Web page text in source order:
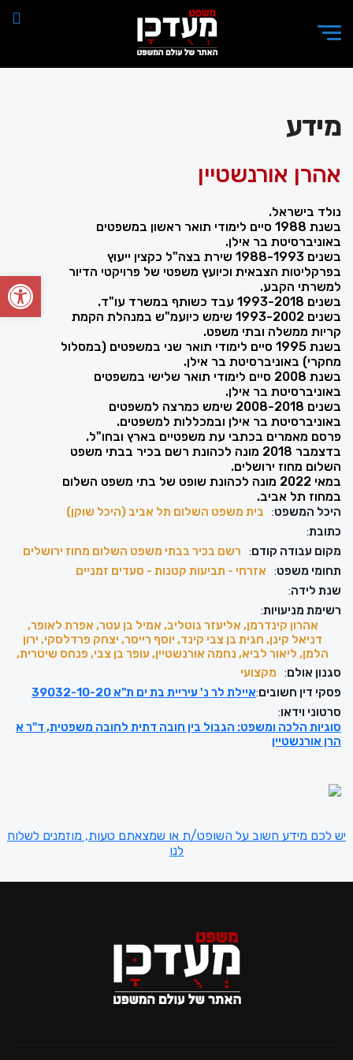
פתח
מידע
אהרן אורנשטיין
נולד בישראל.
בשנת 1988 סיים לימודי תואר ראשון במשפטים
באוניברסיטת בר אילן.
בשנים 1988-1993 שירת בצה"ל כקצין ייעוץ
בפרקליטות הצבאית וכיועץ משפטי של פרויקטי הדיור
למשרתי הקבע.
בשנים 1993-2018 עבד כשותף במשרד עו"ד.
בשנים 1993-2002 שימש כיועמ"ש במנהלת הקמת
קריות ממשלה ובתי משפט.
בשנת 1995 סיים לימודי תואר שני במשפטים (במסלול
מחקרי) באוניברסיטת בר אילן.
בשנת 2008 סיים לימודי תואר שלישי במשפטים
באוניברסיטת בר אילן.
בשנים 2008-2018 שימש כמרצה למשפטים
באוניברסיטת בר אילן ובמכללות למשפטים.
פרסם מאמרים בכתבי עת משפטיים בארץ ובחו"ל.
בדצמבר 2018 מונה לכהונת רשם בכיר בבתי משפט
השלום מחוז ירושלים.
במאי 2022 מונה לכהונת שופט של בתי משפט השלום
במחוז תל אביב.
היכל המשפט:
בית משפט השלום תל אביב (היכל שוקן)
כתובת:
מקום עבודה קודם:
רשם בכיר בבתי משפט השלום מחוז ירושלים
תחומי משפט:
אזרחי - תביעות קטנות - סעדים זמניים
שנת לידה:
רשימת מניעויות:
אהרון קינדרמן, אליעזר גוטליב, אמיל בן עטר, אפרת לאופר,
דניאל קינן, חגית בן צבי קינד, יוסף רייסר, יצחק פרדלסקי, ירון
הלמן, ליאור לביא, נחמה אורנשטיין, עופר בן צבי, פנחס שיטרית,
סגנון אולם:
מקצועי
פסקי דין חשובים:איילת לר נ' עיריית בת ים ת"א 39032-10-20
סרטוני וידאו:
סוגיות הלכה ומשפט: הגבול בין חובה דתית לחובה משפטית, ד"ר א
הרן אורנשטיין
יש לכם מידע חשוב על השופט/ת או שמצאתם טעות, מוזמנים לשלוח
לנו